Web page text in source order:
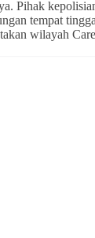
Pihak
tempat
wilayah